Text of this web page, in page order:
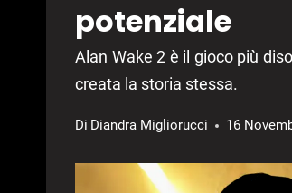
potenziale
Alan Wake 2 è il gioco più
creata la storia stessa.
Di Diandra Migliorucci 16